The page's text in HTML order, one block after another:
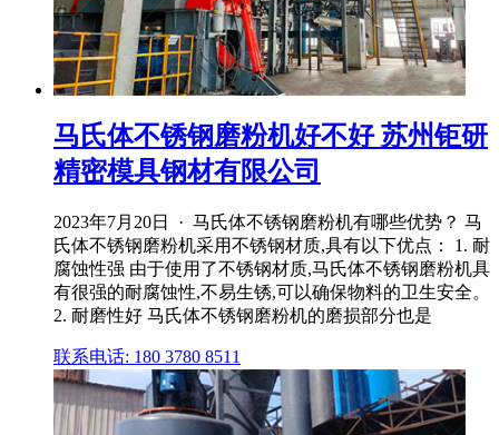
马氏体不锈钢磨粉机好不好 苏州钜研
精密模具钢材有限公司
2023年7月20日 · 马氏体不锈钢磨粉机有哪些优势？ 马
氏体不锈钢磨粉机采用不锈钢材质,具有以下优点： 1. 耐
腐蚀性强 由于使用了不锈钢材质,马氏体不锈钢磨粉机具
有很强的耐腐蚀性,不易生锈,可以确保物料的卫生安全。
2. 耐磨性好 马氏体不锈钢磨粉机的磨损部分也是
联系电话: 180 3780 8511